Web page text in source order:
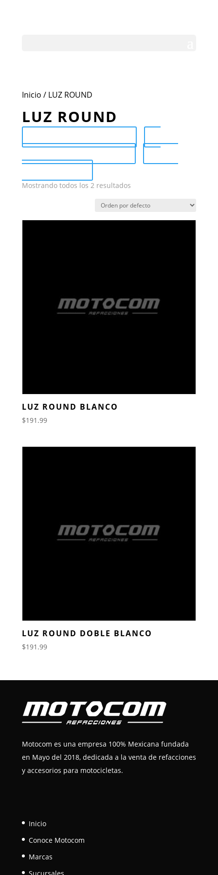
Inicio / LUZ ROUND
LUZ ROUND
Mostrando todos los 2 resultados
LUZ ROUND BLANCO
$191.99
LUZ ROUND DOBLE BLANCO
$191.99
Motocom es una empresa 100% Mexicana fundada
en Mayo del 2018, dedicada a la venta de refacciones
y accesorios para motocicletas.
Inicio
Conoce Motocom
Marcas